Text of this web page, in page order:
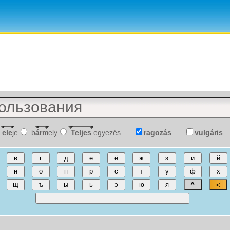
eleje bármely Teljes egyezés ragozás vulgáris